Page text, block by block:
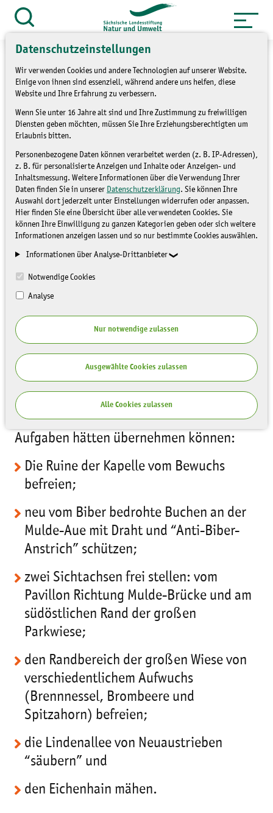
Datenschutzeinstellungen
Wir verwenden Cookies und andere Technologien auf unserer Website.
Einige von ihnen sind essenziell, während andere uns helfen, diese
Website und Ihre Erfahrung zu verbessern.
Wenn Sie unter 16 Jahre alt sind und Ihre Zustimmung zu freiwilligen
Diensten geben möchten, müssen Sie Ihre Erziehungsberechtigten um
Erlaubnis bitten.
Personenbezogene Daten können verarbeitet werden (z. B. IP-Adressen),
z. B. für personalisierte Anzeigen und Inhalte oder Anzeigen- und
Inhaltsmessung. Weitere Informationen über die Verwendung Ihrer
Daten finden Sie in unserer Datenschutzerklärung. Sie können Ihre
Auswahl dort jederzeit unter Einstellungen widerrufen oder anpassen.
Hier finden Sie eine Übersicht über alle verwendeten Cookies. Sie
können Ihre Einwilligung zu ganzen Kategorien geben oder sich weitere
Informationen anzeigen lassen und so nur bestimmte Cookies auswählen.
Informationen über Analyse-Drittanbieter
Notwendige Cookies
Analyse
Nur notwendige zulassen
Ausgewählte Cookies zulassen
Alle Cookies zulassen
Zum
Inhalt
springen
Suche
Ganz neue Sichten
STARTSEITE LANU
- - - Eilmeldung: Und eben wurde im
Nachgang zum Parkseminar noch die
dreistielige Roteiche neu gepflanzt! - - -
Für maximal sieben Arbeitsgruppen wäre
Platz gewesen vom 18. bis 20. Oktober
2024 im Park Wechselburg, die folgende
Aufgaben hätten übernehmen können:
Die Ruine der Kapelle vom Bewuchs
befreien;
neu vom Biber bedrohte Buchen an der
Mulde-Aue mit Draht und “Anti-Biber-
Anstrich” schützen;
zwei Sichtachsen frei stellen: vom
Pavillon Richtung Mulde-Brücke und am
südöstlichen Rand der großen
Parkwiese;
den Randbereich der großen Wiese von
verschiedentlichem Aufwuchs
(Brennnessel, Brombeere und
Spitzahorn) befreien;
die Lindenallee von Neuaustrieben
“säubern” und
den Eichenhain mähen.